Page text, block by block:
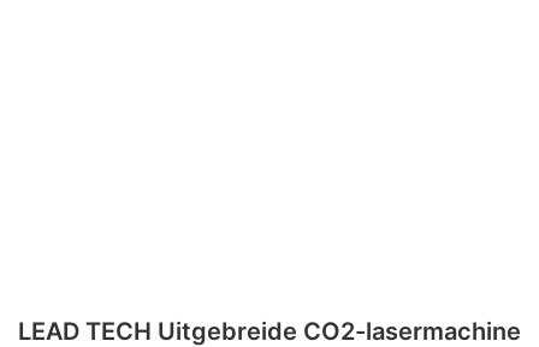
LEAD TECH Uitgebreide CO2-lasermachine